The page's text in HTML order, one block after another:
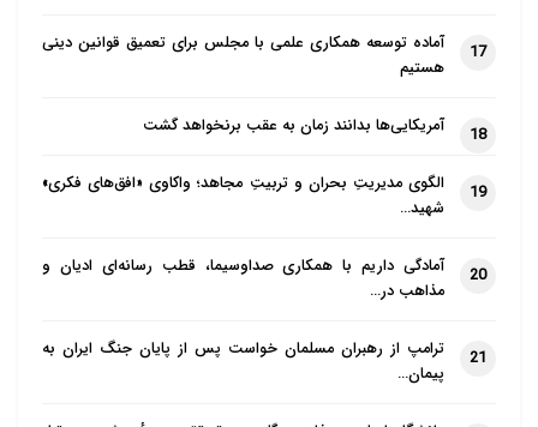
پیش از این، پروپاگاندای اسرائیل تصویری را منتشر کرد که
نشان می‌دهد سربازی دو نوزاد را در دست دارد که از دست
حماس آزاد کرده است اما بعدا مشخص شد این تصویر
توسط هوش مصنوعی ساخته شده است.
از ۷ اکتبر گذشته به نوار غزه تاکنون بیش از ۳۰,۴۱۰
بیشتر آنها، زنان و کودکان هستند.
17
آماده توسعه همکاری علمی با مجلس برای تعمیق قوانین دینی
هستیم
18 آمریکایی‌ها بدانند زمان به عقب برنخواهد گشت
19
الگوی مدیریتِ بحران و تربیتِ مجاهد؛ واکاوی «افق‌های فکری»
شهید…
20
آمادگی داریم با همکاری صداوسیما، قطب رسانه‌ای ادیان و
مذاهب در…
21
ترامپ از رهبران مسلمان خواست پس از پایان جنگ ایران به
پیمان…